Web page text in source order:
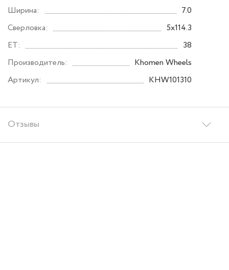
Отзывы
Ширина:
7.0
Сверловка:
5x114.3
ET:
38
Производитель:
Khomen Wheels
Артикул:
KHW101310